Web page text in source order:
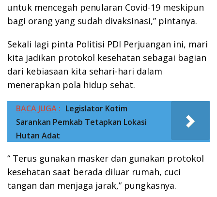
untuk mencegah penularan Covid-19 meskipun
bagi orang yang sudah divaksinasi,” pintanya.
Sekali lagi pinta Politisi PDI Perjuangan ini, mari
kita jadikan protokol kesehatan sebagai bagian
dari kebiasaan kita sehari-hari dalam
menerapkan pola hidup sehat.
BACA JUGA : Legislator Kotim
Sarankan Pemkab Tetapkan Lokasi
Hutan Adat
“ Terus gunakan masker dan gunakan protokol
kesehatan saat berada diluar rumah, cuci
tangan dan menjaga jarak,” pungkasnya.